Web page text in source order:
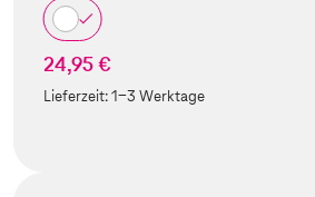
24,95 €
Lieferzeit:1-3 Werktage